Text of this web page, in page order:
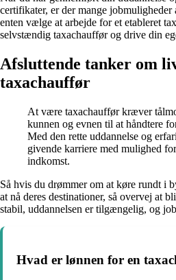
certifikater, er der mange
enten vælge at arbejde for et etableret
selvstændig taxachauffør og drive din
Afsluttende tanker om
taxachauffør
At være taxachauffør kræver
kunnen og evnen til at håndtere
Med den rette uddannelse og
givende karriere med mulighed
indkomst.
Så hvis du drømmer om at køre rundt i
at nå deres destinationer, så overvej at
stabil, uddannelsen er tilgængelig, og
Hvad er lønnen for en